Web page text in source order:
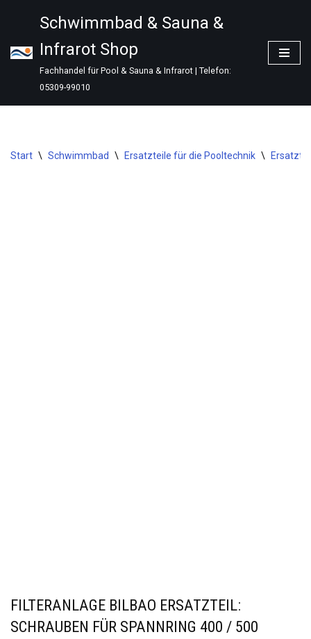
Inhalt
springen
Schwimmbad & Sauna &
Infrarot Shop
Fachhandel für Pool & Sauna & Infrarot | Telefon:
05309-99010
Start \ Schwimmbad \ Ersatzteile für die Pooltechnik \
FILTERANLAGE BILBAO ERSATZTEIL:
SCHRAUBEN FÜR SPANNRING 400 / 500